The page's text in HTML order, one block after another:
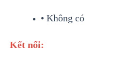
• Không có
Kết nối: